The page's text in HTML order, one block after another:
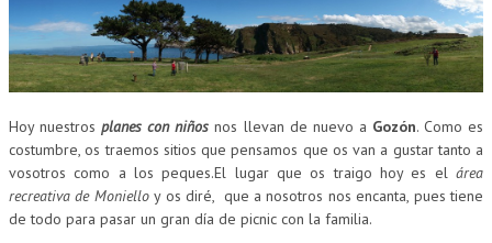
AL AIRE LIBRE
MERENDEROS
SI LLUEVE
PARA COMER
LUDOTECAS
Hoy nuestrosplanes con niños nos llevan de nuevo a Gozón. Como es
costumbre, os traemos sitios que pensamos que os van a gustar tanto a
vosotros como a los peques.El lugar que os traigo hoy es el área
recreativa de Monielloy os diré, que a nosotros nos encanta, pues tiene
de todo para pasar un gran día de picnic con la familia.